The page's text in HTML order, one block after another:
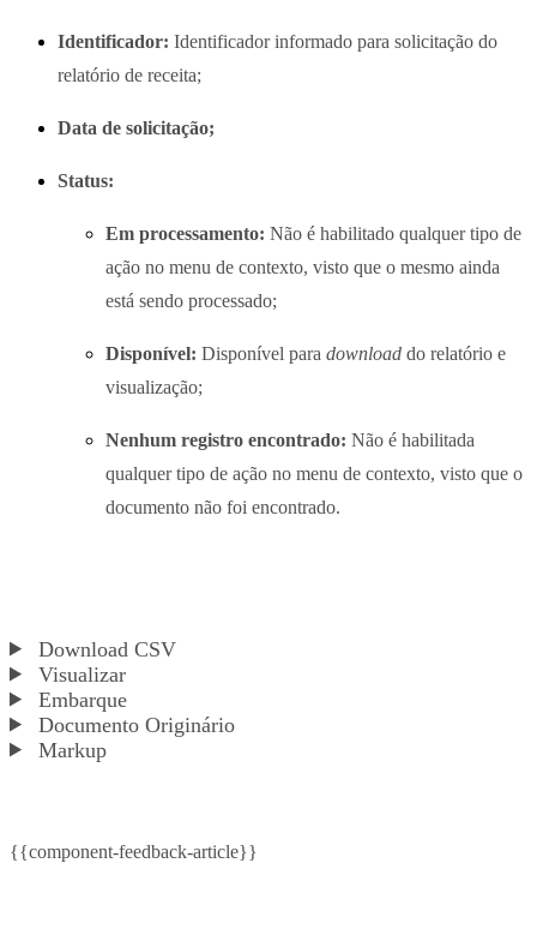
Identificador: Identificador informado para solicitação do
relatório de receita;
Data de solicitação;
Status:
Em processamento: Não é habilitado qualquer tipo de
ação no menu de contexto, visto que o mesmo ainda
está sendo processado;
Disponível: Disponível para download do relatório e
visualização;
Nenhum registro encontrado: Não é habilitada
qualquer tipo de ação no menu de contexto, visto que o
documento não foi encontrado.
Download CSV
Visualizar
Embarque
Documento Originário
Markup
{{component-feedback-article}}